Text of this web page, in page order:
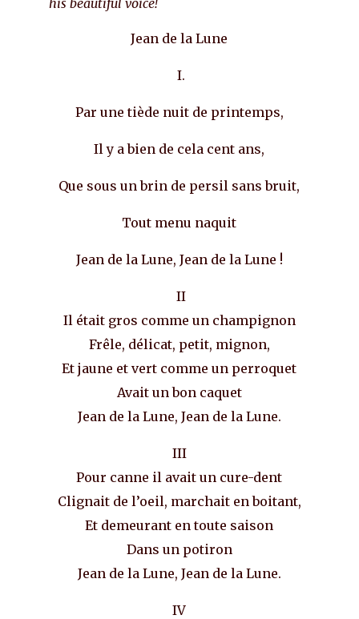
Jean de la Lune
I.
Par une tiède nuit de printemps,
Il y a bien de cela cent ans,
Que sous un brin de persil sans bruit,
Tout menu naquit
Jean de la Lune, Jean de la Lune !
II
Il était gros comme un champignon
Frêle, délicat, petit, mignon,
Et jaune et vert comme un perroquet
Avait un bon caquet
Jean de la Lune, Jean de la Lune.
III
Pour canne il avait un cure-dent
Clignait de l’oeil, marchait en boitant,
Et demeurant en toute saison
Dans un potiron
Jean de la Lune, Jean de la Lune.
IV